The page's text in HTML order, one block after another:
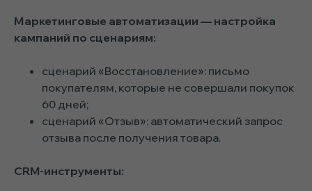
Маркетинговые автоматизации — настройка
кампаний по сценариям:
сценарий «Восстановление»: письмо
покупателям, которые не совершали покупок
60 дней;
сценарий «Отзыв»: автоматический запрос
отзыва после получения товара.
CRM-инструменты: